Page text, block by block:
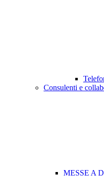
Consulenti e
MESSE A